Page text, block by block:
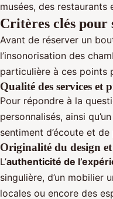
musées, des
Critères clés pour
Avant de réserver un
l’insonorisation des
particulière à ces points
Qualité des services et
Pour répondre à la
personnalisés, ainsi
sentiment d’écoute et
Originalité du design
L’authenticité de
singulière, d’un
locales ou encore des